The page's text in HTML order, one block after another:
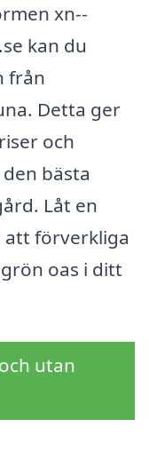
xn--
kan du
från
Detta ger
och
bästa
Låt en
förverkliga
oas i ditt
utan